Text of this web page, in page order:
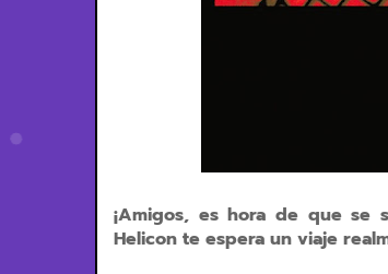
¡Amigos, es hora de que se
Helicon te espera un viaje